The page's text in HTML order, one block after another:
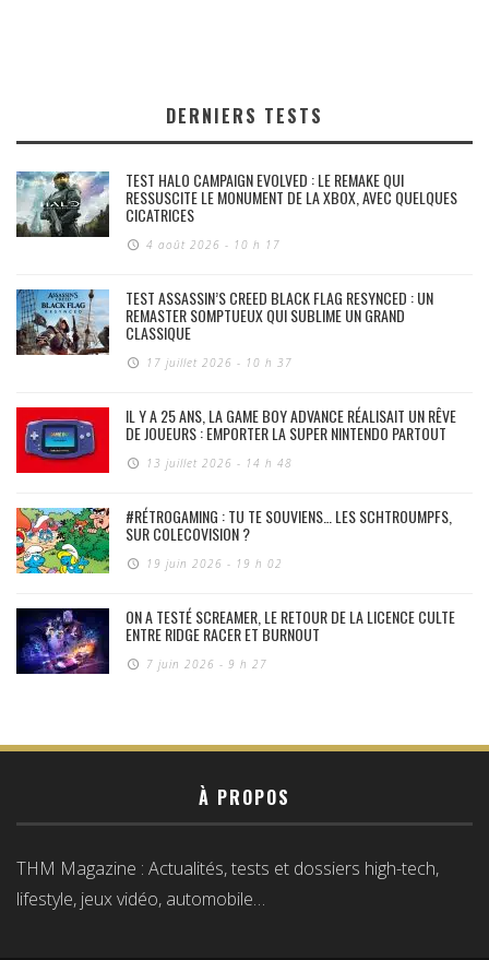
DERNIERS TESTS
TEST HALO CAMPAIGN EVOLVED : LE REMAKE QUI
RESSUSCITE LE MONUMENT DE LA XBOX, AVEC QUELQUES
CICATRICES
4 août 2026 - 10 h 17
TEST ASSASSIN’S CREED BLACK FLAG RESYNCED : UN
REMASTER SOMPTUEUX QUI SUBLIME UN GRAND
CLASSIQUE
17 juillet 2026 - 10 h 37
IL Y A 25 ANS, LA GAME BOY ADVANCE RÉALISAIT UN RÊVE
DE JOUEURS : EMPORTER LA SUPER NINTENDO PARTOUT
13 juillet 2026 - 14 h 48
#RÉTROGAMING : TU TE SOUVIENS… LES SCHTROUMPFS,
SUR COLECOVISION ?
19 juin 2026 - 19 h 02
ON A TESTÉ SCREAMER, LE RETOUR DE LA LICENCE CULTE
ENTRE RIDGE RACER ET BURNOUT
7 juin 2026 - 9 h 27
À PROPOS
THM Magazine : Actualités, tests et dossiers high-tech,
lifestyle, jeux vidéo, automobile…